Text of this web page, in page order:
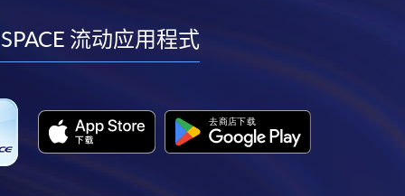
youtube
linkedininstagram
流动应用程式